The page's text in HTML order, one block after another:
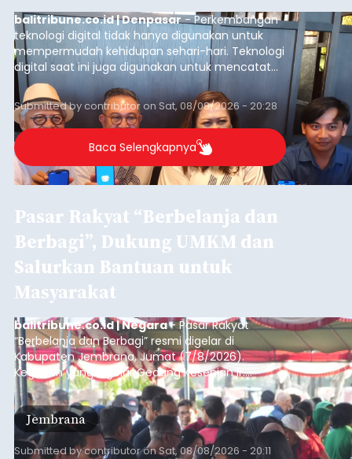
balitribune.co.id | Denpasar- Perkembangan
teknologi digital tidak hanya digunakan untuk
mempermudah kehidupan sehari-hari. Teknologi
digital saat ini juga digunakan untuk mencatat
dan mengelola data base alumni dari suatu
sekolah, salah satunya adalah alumni SMA 1
Denpasar.
Submitted bycontributoronSat, 08/08/2026 - 20:28
Baca Selengkapnya
Pasar Rakyat “Berbelanja dan
Berbagi”, Dukung UMKM dan
Salurkan Bantuan untuk
Masyarakat
balitribune.co.id | Negara- Pasar Rakyat
“Berbelanja dan Berbagi” resmi digelar di
Kabupaten Jembrana, Jumat (7/8/2026).
Kegiatan yang digelar Gedung Kesenian Ir.
Soekarno ini memadukan pemberdayaan
ekonomi masyarakat dengan aksi sosial tersebut
mendapat antusiasme tinggi dan mencatat nilai
transaksi mencapai Rp672.733.200.
Jembrana
Submitted bycontributoronSat, 08/08/2026 - 20:11